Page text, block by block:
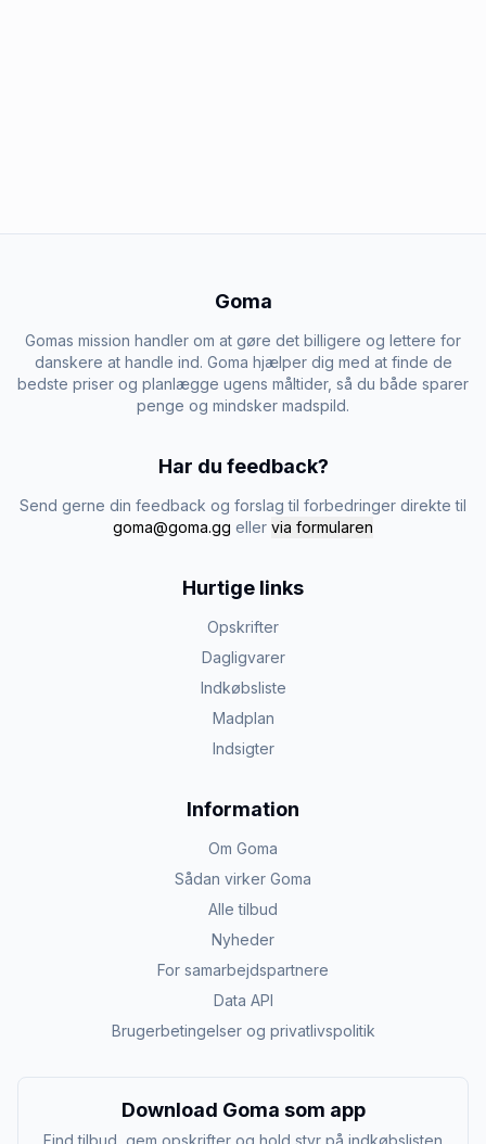
Goma
Gomas mission handler om at gøre det billigere og lettere for
danskere at handle ind. Goma hjælper dig med at finde de
bedste priser og planlægge ugens måltider, så du både sparer
penge og mindsker madspild.
Har du feedback?
Send gerne din feedback og forslag til forbedringer direkte til
goma@goma.gg eller via formularen
Hurtige links
Opskrifter
Dagligvarer
Indkøbsliste
Madplan
Indsigter
Information
Om Goma
Sådan virker Goma
Alle tilbud
Nyheder
For samarbejdspartnere
Data API
Brugerbetingelser og privatlivspolitik
Download Goma som app
Find tilbud, gem opskrifter og hold styr på indkøbslisten